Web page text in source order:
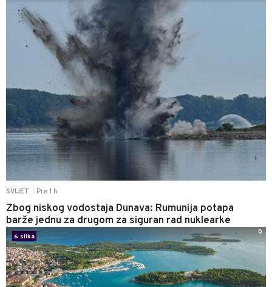
SVIJET Pre 1 h
Zbog niskog vodostaja Dunava: Rumunija potapa
barže jednu za drugom za siguran rad nuklearke
6 slika
0